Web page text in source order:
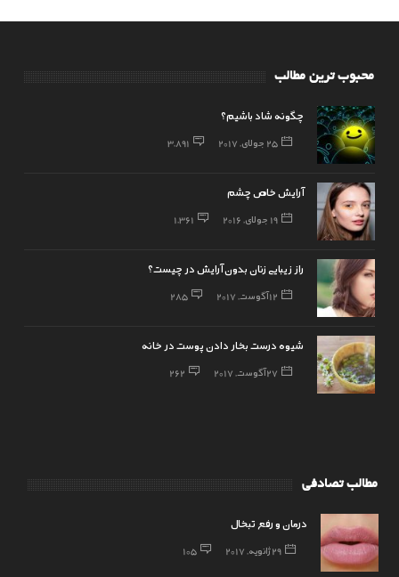
محبوب ترین مطالب
چگونه شاد باشیم؟
25 جولای, 2017 3,891
آرایش خاص چشم
19 جولای, 2016 1,361
راز زیبایی زنان بدون آرایش در چیست؟
12 آگوست, 2017 285
شیوه درست بخار دادن پوست در خانه
27 آگوست, 2017 262
مطالب تصادفی
درمان و رفع تبخال
29 ژانویه, 2017 105